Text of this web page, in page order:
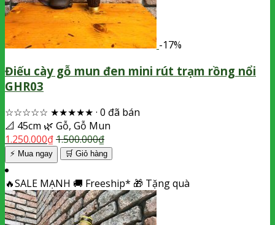
-17%
Điếu cày gỗ mun đen mini rút trạm rồng nổi
GHR03
☆☆☆☆☆ ★★★★★ · 0 đã bán
📐 45cm 🌿 Gỗ, Gỗ Mun
1.250.000₫1.500.000₫
⚡ Mua ngay 🛒 Giỏ hàng
🔥SALE MẠNH 🚚 Freeship* 🎁 Tặng quà